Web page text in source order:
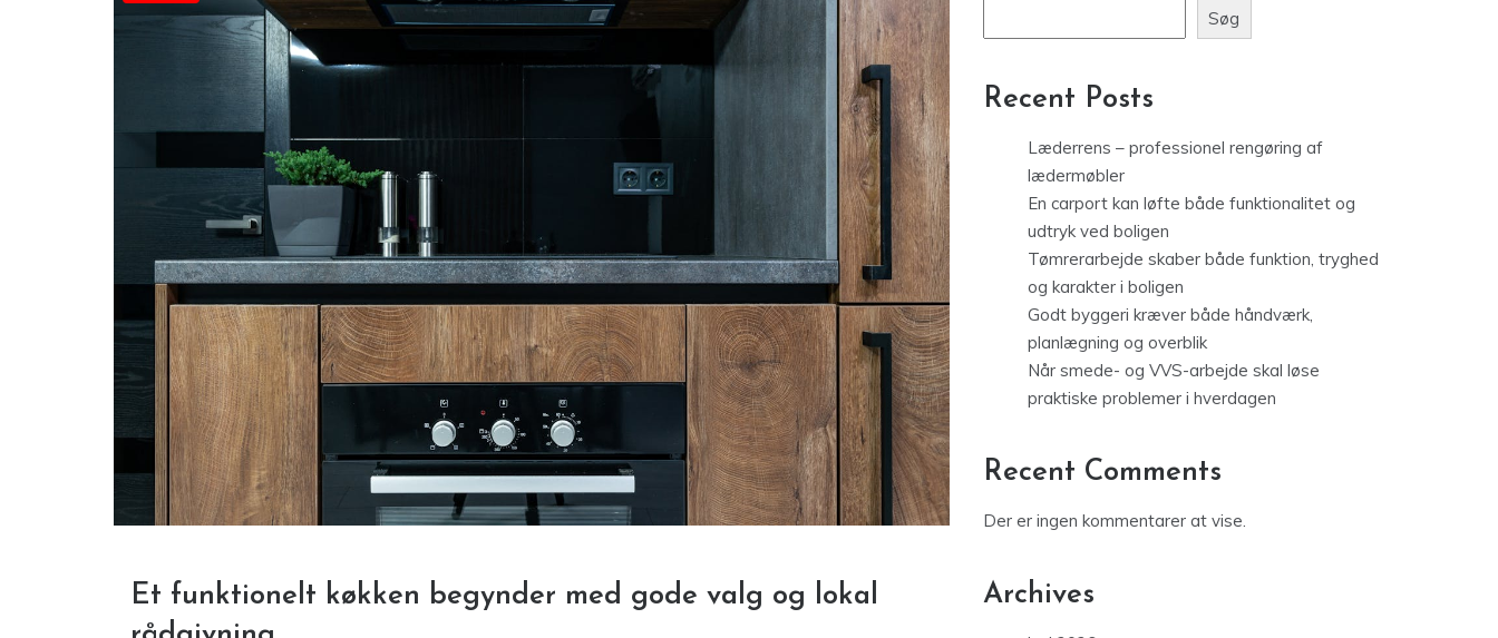
Et funktionelt køkken begynder med gode valg og lokal
Søg
Recent Posts
Læderrens – professionel rengøring af
lædermøbler
En carport kan løfte både funktionalitet og
udtryk ved boligen
Tømrerarbejde skaber både funktion, tryghed
og karakter i boligen
Godt byggeri kræver både håndværk,
planlægning og overblik
Når smede- og VVS-arbejde skal løse
praktiske problemer i hverdagen
Recent Comments
Der er ingen kommentarer at vise.
Archives